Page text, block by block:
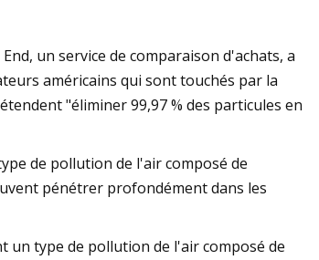
un service de comparaison d'achats, a
américains qui sont touchés par la
"éliminer 99,97 % des particules en
de pollution de l'air composé de
pénétrer profondément dans les
un type de pollution de l'air composé de